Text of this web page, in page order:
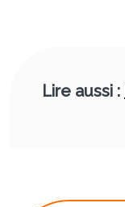
Lire aussi :